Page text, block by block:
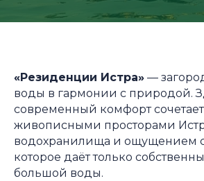
«Резиденции Истра» —
воды в гармонии с природой.
современный комфорт
живописными просторами
водохранилища и ощущением
которое даёт только
большой воды.